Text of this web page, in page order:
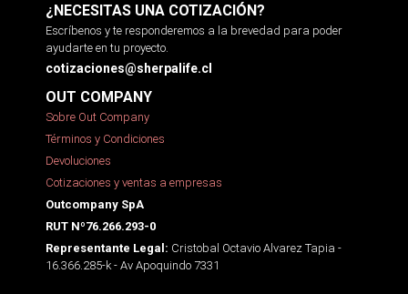
¿NECESITAS UNA COTIZACIÓN?
Escríbenos y te responderemos a la brevedad para poder
ayudarte en tu proyecto.
cotizaciones@sherpalife.cl
OUT COMPANY
Sobre Out Company
Términos y Condiciones
Devoluciones
Cotizaciones y ventas a empresas
Outcompany SpA
RUT Nº76.266.293-0
Representante Legal: Cristobal Octavio Alvarez Tapia -
16.366.285-k - Av Apoquindo 7331